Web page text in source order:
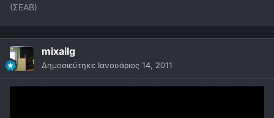
(ΣΕΑΒ)
mixailg
Δημοσιεύτηκε Ιανουάριος 14, 2011